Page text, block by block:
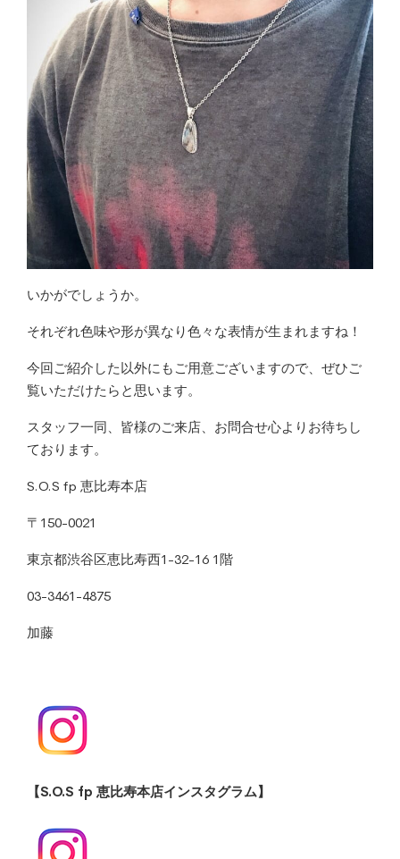
いかがでしょうか。
それぞれ色味や形が異なり色々な表情が生まれますね！
今回ご紹介した以外にもご用意ございますので、ぜひご
覧いただけたらと思います。
スタッフ一同、皆様のご来店、お問合せ心よりお待ちし
ております。
S.O.S fp 恵比寿本店
〒150-0021
東京都渋谷区恵比寿西1-32-16 1階
03-3461-4875
加藤
【S.O.S fp 恵比寿本店インスタグラム】